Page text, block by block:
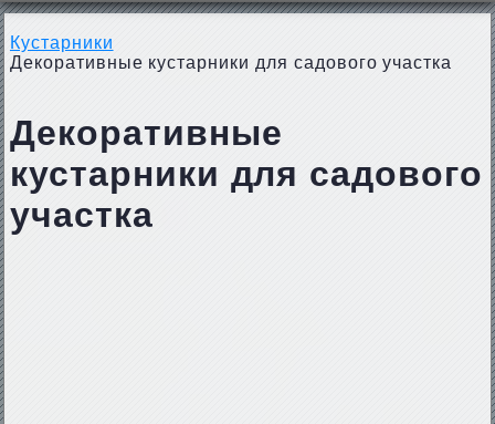
Кустарники
Декоративные кустарники для садового участка
Декоративные
кустарники для садового
участка